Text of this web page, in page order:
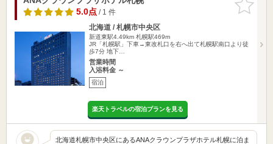
りに追加
5.0点/ 1 件
北海道 / 札幌市中央区
新道東駅4.49km 札幌駅469m
JR「札幌駅」下車→東改札口を右へ出て札幌駅南口より徒
歩7分 地下…
営業時間
入浴料金 ～
宿泊
楽天トラベルの宿泊プランを見る
北海道札幌市中央区にあるANAクラウンプラザホテル札幌に泊ま